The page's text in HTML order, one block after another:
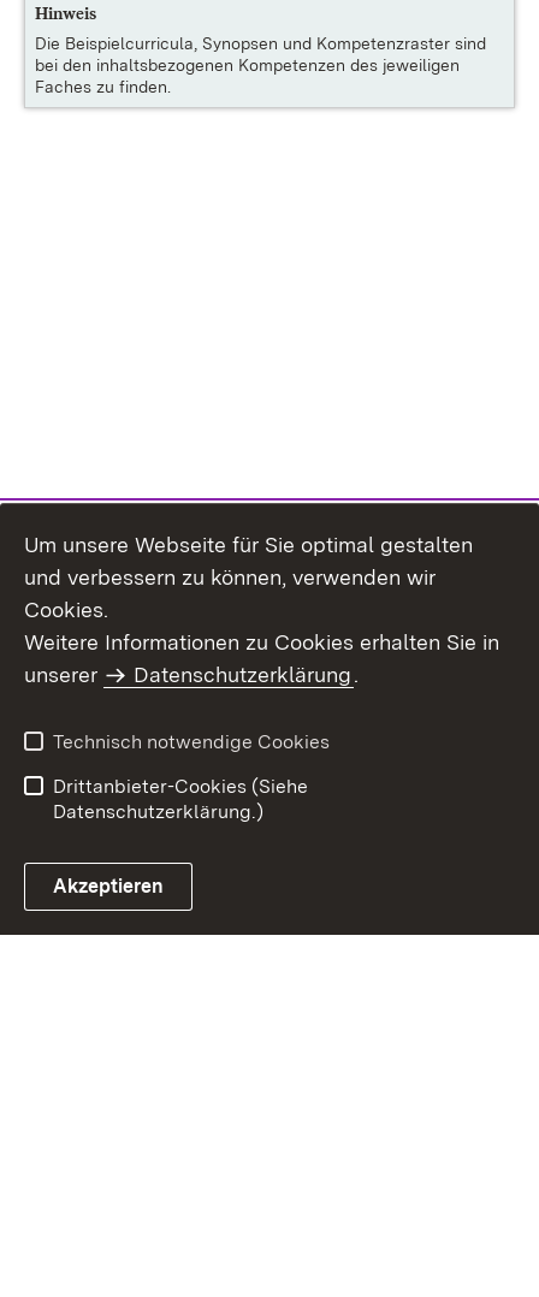
Hinweis
Die Beispielcurricula, Synopsen und Kompetenzraster sind
bei den inhaltsbezogenen Kompetenzen des jeweiligen
Faches zu finden.
Um unsere Webseite für Sie optimal gestalten
und verbessern zu können, verwenden wir
Cookies.
Weitere Informationen zu Cookies erhalten Sie in
unserer
Datenschutzerklärung.
Technisch notwendige Cookies
Drittanbieter-Cookies (Siehe
Datenschutzerklärung.)
Akzeptieren